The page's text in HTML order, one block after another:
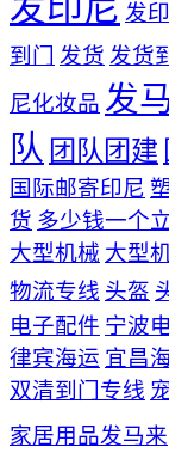
发印尼 发
到门 发货 发货
尼化妆品 发
队 团队团建
国际邮寄印尼
货 多少钱一个
大型机械 大型
物流专线 头盔
电子配件 宁波
律宾海运 宜昌
双清到门专线
家居用品发马来